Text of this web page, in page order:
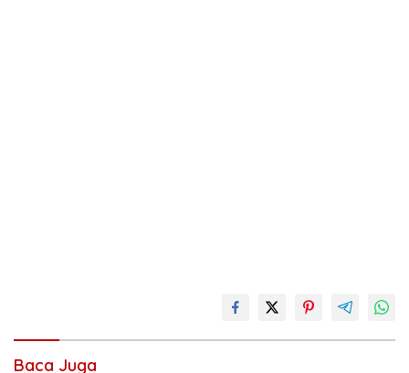
Baca Juga